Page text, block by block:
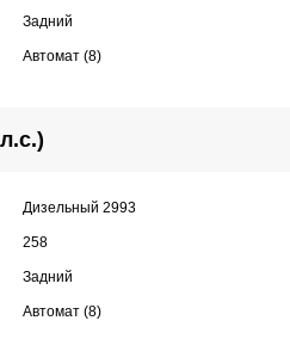
Задний
Автомат (8)
Дизельный 2993
258
Задний
Автомат (8)